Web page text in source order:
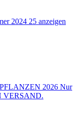
2024 25 anzeigen
2026 Nur
VERSAND.